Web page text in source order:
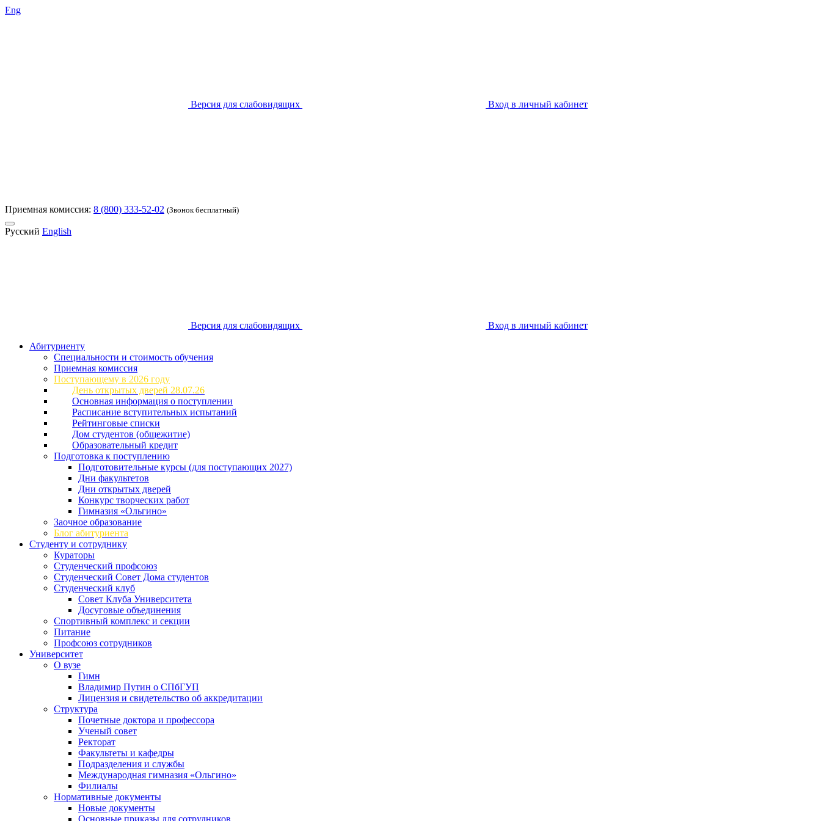
Eng
Версия для слабовидящих Вход в личный кабинет
Приемная комиссия: 8 (800) 333-52-02 (Звонок бесплатный)
Русский English
Версия для слабовидящих
Вход в личный кабинет
Абитуриенту
Специальности и стоимость обучения
Приемная комиссия
Поступающему в 2026 году
День открытых дверей 28.07.26
Основная информация о поступлении
Расписание вступительных испытаний
Рейтинговые списки
Дом студентов (общежитие)
Образовательный кредит
Подготовка к поступлению
Подготовительные курсы (для поступающих 2027)
Дни факультетов
Дни открытых дверей
Конкурс творческих работ
Гимназия «Ольгино»
Заочное образование
Блог абитуриента
Студенту и сотруднику
Кураторы
Студенческий профсоюз
Студенческий Совет Дома студентов
Студенческий клуб
Совет Клуба Университета
Досуговые объединения
Спортивный комплекс и секции
Питание
Профсоюз сотрудников
Университет
О вузе
Гимн
Владимир Путин о СПбГУП
Лицензия и свидетельство об аккредитации
Структура
Почетные доктора и профессора
Ученый совет
Ректорат
Факультеты и кафедры
Подразделения и службы
Международная гимназия «Ольгино»
Филиалы
Нормативные документы
Новые документы
Основные приказы для сотрудников